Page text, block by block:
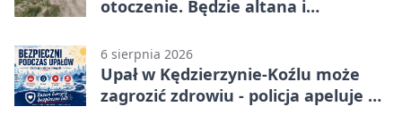
otoczenie. Będzie altana i
6 sierpnia 2026
Upał w Kędzierzynie-Koźlu może
zagrozić zdrowiu - policja apeluje o